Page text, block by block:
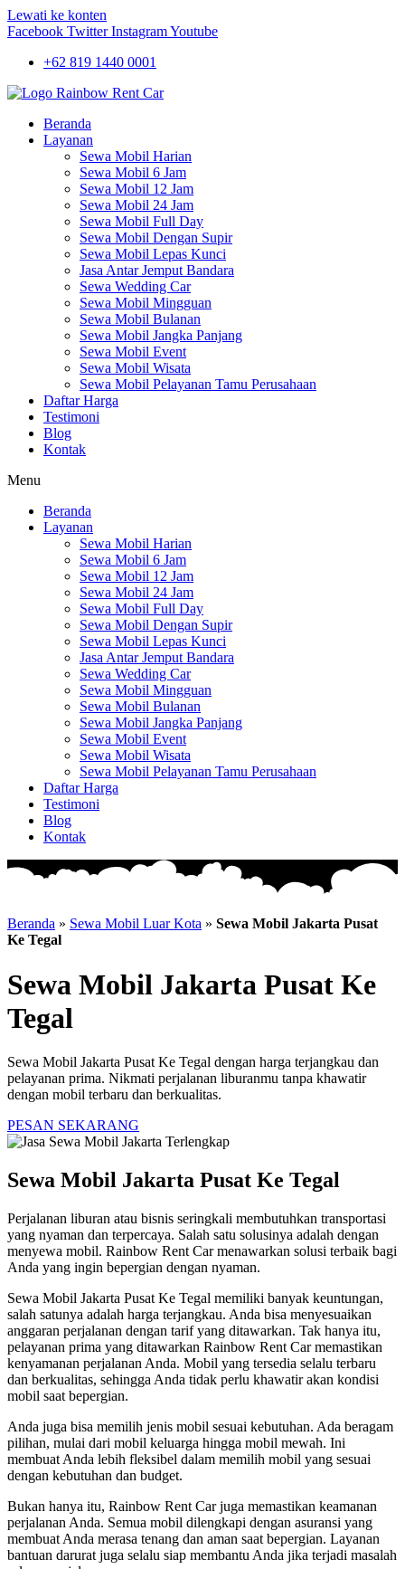
Lewati ke konten
Facebook Twitter InstagramYoutube
+62 819 1440 0001
Beranda
Layanan
Sewa Mobil Harian
Sewa Mobil 6 Jam
Sewa Mobil 12 Jam
Sewa Mobil 24 Jam
Sewa Mobil Full Day
Sewa Mobil Dengan Supir
Sewa Mobil Lepas Kunci
Jasa Antar Jemput Bandara
Sewa Wedding Car
Sewa Mobil Mingguan
Sewa Mobil Bulanan
Sewa Mobil Jangka Panjang
Sewa Mobil Event
Sewa Mobil Wisata
Sewa Mobil Pelayanan Tamu Perusahaan
Daftar Harga
Testimoni
Blog
Kontak
Menu
Beranda
Layanan
Sewa Mobil Harian
Sewa Mobil 6 Jam
Sewa Mobil 12 Jam
Sewa Mobil 24 Jam
Sewa Mobil Full Day
Sewa Mobil Dengan Supir
Sewa Mobil Lepas Kunci
Jasa Antar Jemput Bandara
Sewa Wedding Car
Sewa Mobil Mingguan
Sewa Mobil Bulanan
Sewa Mobil Jangka Panjang
Sewa Mobil Event
Sewa Mobil Wisata
Sewa Mobil Pelayanan Tamu Perusahaan
Daftar Harga
Testimoni
Blog
Kontak
Beranda » Sewa Mobil Luar Kota » Sewa Mobil Jakarta Pusat
Ke Tegal
Sewa Mobil Jakarta Pusat Ke
Tegal
Sewa Mobil Jakarta Pusat Ke Tegal dengan harga terjangkau dan
pelayanan prima. Nikmati perjalanan liburanmu tanpa khawatir
dengan mobil terbaru dan berkualitas.
PESAN SEKARANG
Sewa Mobil Jakarta Pusat Ke Tegal
Perjalanan liburan atau bisnis seringkali membutuhkan transportasi
yang nyaman dan terpercaya. Salah satu solusinya adalah dengan
menyewa mobil. Rainbow Rent Car menawarkan solusi terbaik bagi
Anda yang ingin bepergian dengan nyaman.
Sewa Mobil Jakarta Pusat Ke Tegal memiliki banyak keuntungan,
salah satunya adalah harga terjangkau. Anda bisa menyesuaikan
anggaran perjalanan dengan tarif yang ditawarkan. Tak hanya itu,
pelayanan prima yang ditawarkan Rainbow Rent Car memastikan
kenyamanan perjalanan Anda. Mobil yang tersedia selalu terbaru
dan berkualitas, sehingga Anda tidak perlu khawatir akan kondisi
mobil saat bepergian.
Anda juga bisa memilih jenis mobil sesuai kebutuhan. Ada beragam
pilihan, mulai dari mobil keluarga hingga mobil mewah. Ini
membuat Anda lebih fleksibel dalam memilih mobil yang sesuai
dengan kebutuhan dan budget.
Bukan hanya itu, Rainbow Rent Car juga memastikan keamanan
perjalanan Anda. Semua mobil dilengkapi dengan asuransi yang
membuat Anda merasa tenang dan aman saat bepergian. Layanan
bantuan darurat juga selalu siap membantu Anda jika terjadi masalah